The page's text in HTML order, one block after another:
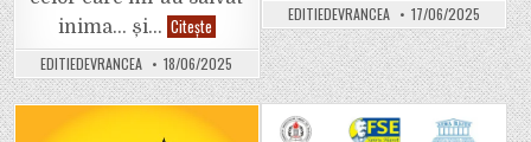
inima… și… CiteșteConsilierul
județean
PNL
Constantin
Toader
(48
EDITIEDEVRANCEA 18/06/2025
a
băgat
în
buzunare
500.000
de
lei
în
campaniile
EDITIEDEVRANCEA 17/06/2025